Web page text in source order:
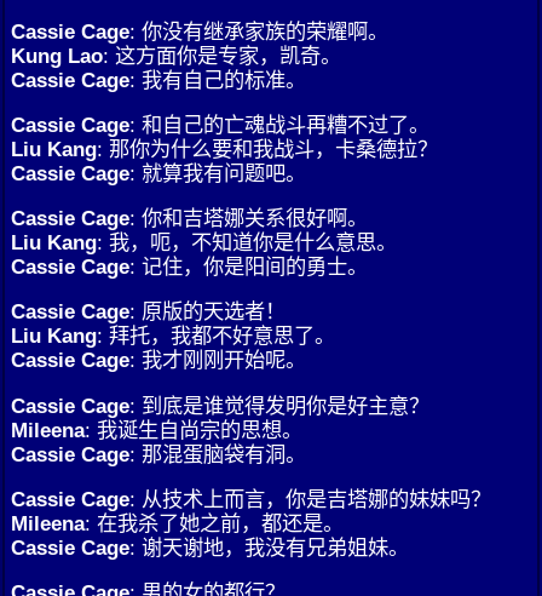
Cassie Cage: 你没有继承家族的荣耀啊。
Kung Lao: 这方面你是专家，凯奇。
Cassie Cage: 我有自己的标准。
Cassie Cage: 和自己的亡魂战斗再糟不过了。
Liu Kang: 那你为什么要和我战斗，卡桑德拉？
Cassie Cage: 就算我有问题吧。
Cassie Cage: 你和吉塔娜关系很好啊。
Liu Kang: 我，呃，不知道你是什么意思。
Cassie Cage: 记住，你是阳间的勇士。
Cassie Cage: 原版的天选者！
Liu Kang: 拜托，我都不好意思了。
Cassie Cage: 我才刚刚开始呢。
Cassie Cage: 到底是谁觉得发明你是好主意？
Mileena: 我诞生自尚宗的思想。
Cassie Cage: 那混蛋脑袋有洞。
Cassie Cage: 从技术上而言，你是吉塔娜的妹妹吗？
Mileena: 在我杀了她之前，都还是。
Cassie Cage: 谢天谢地，我没有兄弟姐妹。